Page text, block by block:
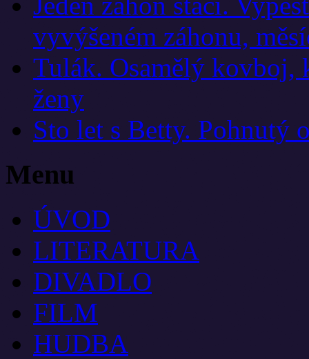
vyvýšeném záhonu,
Tulák. Osamělý kovboj,
ženy
Sto let s Betty. Pohnutý
Menu
ÚVOD
LITERATURA
DIVADLO
FILM
HUDBA